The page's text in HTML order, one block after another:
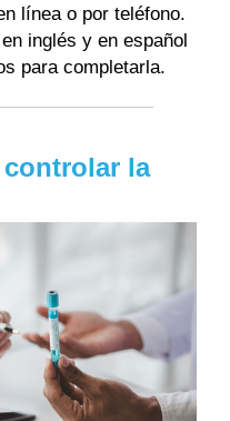
línea o por teléfono.
inglés y en español
para completarla.
controlar la